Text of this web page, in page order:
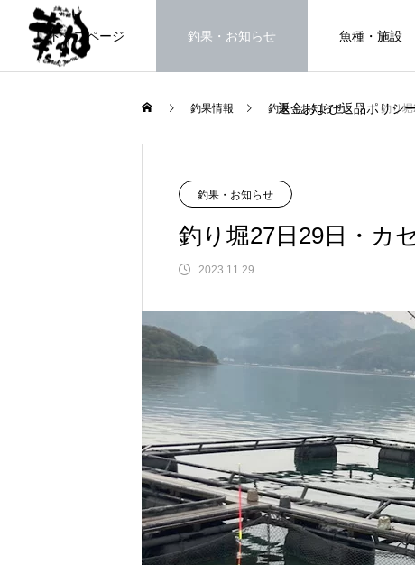
トップページ 釣果・お知らせ 魚種・施設
返金および返品ポリシ
高知県唯一の海上釣堀。さぁ釣りまく
れ！！
FEATURE
自分だけのエサを作ってみよう。
釣果情報 釣果・お知らせ 釣り
釣果・お知らせ
釣り堀27日29日・カ
2023.11.29